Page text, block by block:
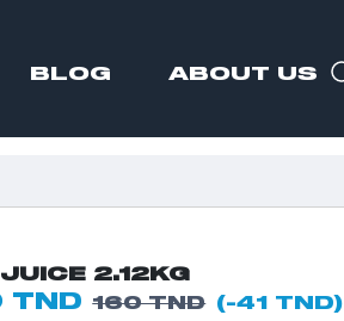
BLOG ABOUT US
2.12KG
TND 160 TND (-41 TND)